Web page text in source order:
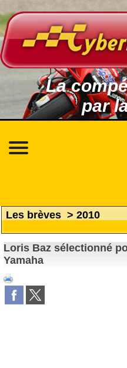
La
par
Les brèves > 2010
Loris Baz sélectionné
Yamaha